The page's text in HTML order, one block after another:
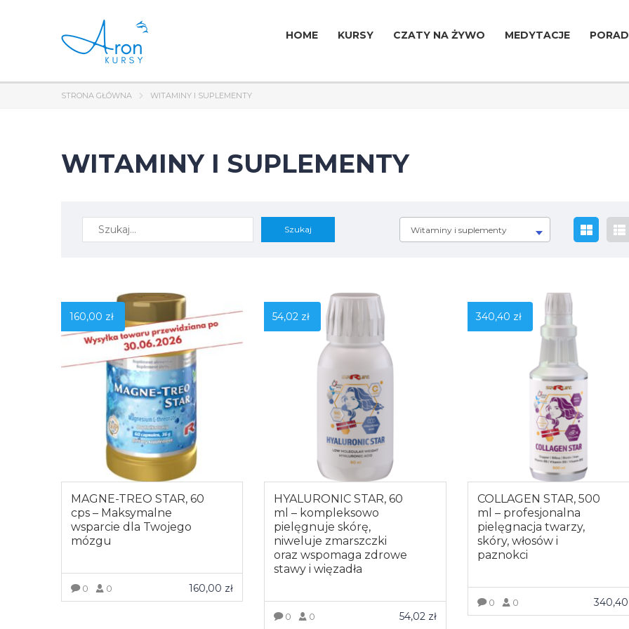
HOME KURSY CZATY NA ŻYWO MEDYTACJE
STRONA GŁÓWNA WITAMINY I SUPLEMENTY
WITAMINY I SUPLEMENTY
Witaminy i suplementy
160,00 zł
MAGNE-TREO STAR, 60
cps – Maksymalne
wsparcie dla Twojego
mózgu
0 0 160,00 zł
54,02 zł
HYALURONIC STAR, 60
ml – kompleksowo
pielęgnuje skórę,
niweluje zmarszczki
oraz wspomaga zdrowe
stawy i więzadła
0 0 54,02 zł
340,40 zł
COLLAGEN STAR, 500
ml – profesjonalna
pielęgnacja twarzy,
skóry, włosów i
paznokci
0 0